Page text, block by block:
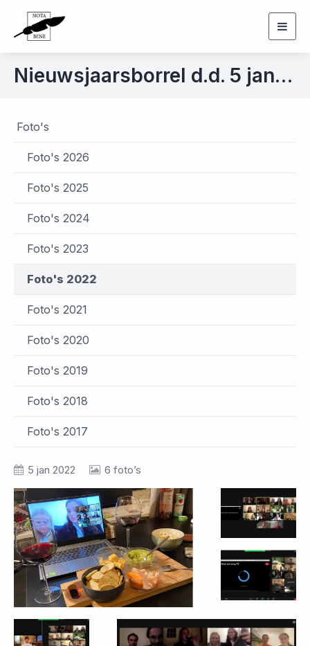
Nieuwsjaarsborrel d.d. 5 januari 2022
Foto's
Foto's 2026
Foto's 2025
Foto's 2024
Foto's 2023
Foto's 2022
Foto's 2021
Foto's 2020
Foto's 2019
Foto's 2018
Foto's 2017
5 jan 2022 6 foto’s